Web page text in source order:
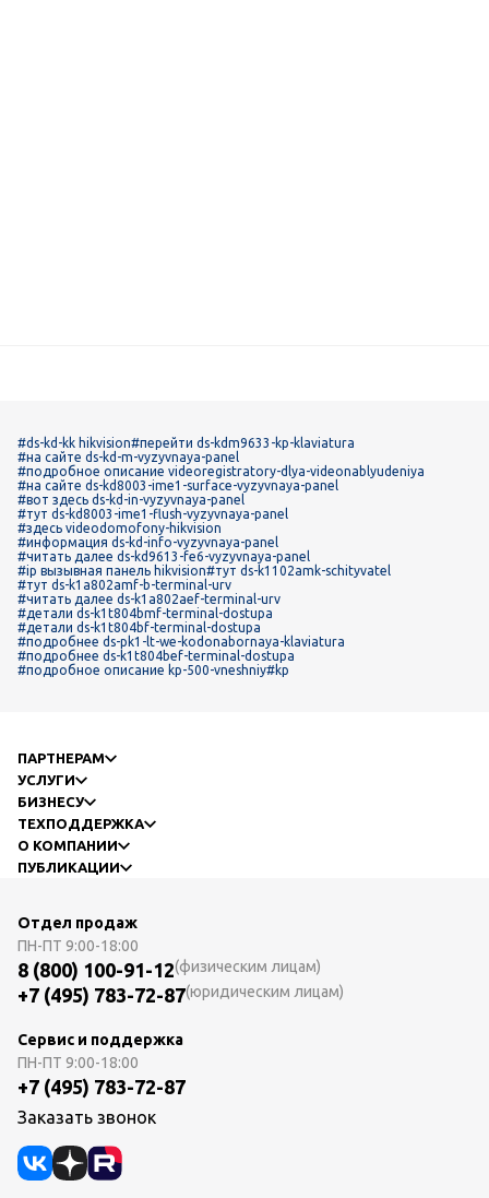
#ds-kd-kk hikvision#перейти ds-kdm9633-kp-klaviatura
#на сайте ds-kd-m-vyzyvnaya-panel
#подробное описание videoregistratory-dlya-videonablyudeniya
#на сайте ds-kd8003-ime1-surface-vyzyvnaya-panel
#вот здесь ds-kd-in-vyzyvnaya-panel
#тут ds-kd8003-ime1-flush-vyzyvnaya-panel
#здесь videodomofony-hikvision
#информация ds-kd-info-vyzyvnaya-panel
#читать далее ds-kd9613-fe6-vyzyvnaya-panel
#ip вызывная панель hikvision#тут ds-k1102amk-schityvatel
#тут ds-k1a802amf-b-terminal-urv
#читать далее ds-k1a802aef-terminal-urv
#детали ds-k1t804bmf-terminal-dostupa
#детали ds-k1t804bf-terminal-dostupa
#подробнее ds-pk1-lt-we-kodonabornaya-klaviatura
#подробнее ds-k1t804bef-terminal-dostupa
#подробное описание kp-500-vneshniy#kp
ПАРТНЕРАМ
УСЛУГИ
БИЗНЕСУ
ТЕХПОДДЕРЖКА
О КОМПАНИИ
ПУБЛИКАЦИИ
Отдел продаж
ПН-ПТ 9:00-18:00
8 (800) 100-91-12(физическим лицам)
+7 (495) 783-72-87(юридическим лицам)
Сервис и поддержка
ПН-ПТ 9:00-18:00
+7 (495) 783-72-87
Заказать звонок